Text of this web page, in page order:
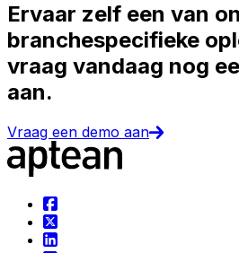
Ervaar zelf een van
branchespecifieke
vraag vandaag nog
aan.
Vraag een demo aan